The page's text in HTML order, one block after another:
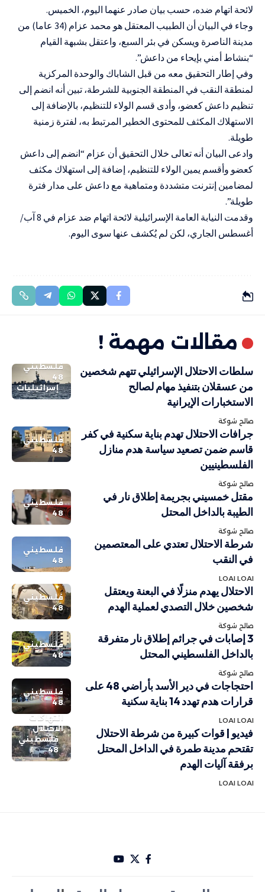
لائحة اتهام ضده، حسب بيان صادر عنهما اليوم، الخميس.
وجاء في البيان أن الطبيب المعتقل هو محمد عزام (34 عاما) من
مدينة الناصرة ويسكن في بئر السبع، واعتقل بشبهة القيام
“بنشاط أمني بإيحاء من داعش”.
وفي إطار التحقيق معه من قبل الشاباك والوحدة المركزية
لمنطقة النقب في المنطقة الجنوبية للشرطة، تبين أنه انضم إلى
تنظيم داعش كعضو، وأدى قسم الولاء للتنظيم، بالإضافة إلى
الاستهلاك المكثف للمحتوى الخطير المرتبط به، لفترة زمنية
طويلة.
وادعى البيان أنه تعالى خلال التحقيق أن عزام “انضم إلى داعش
كعضو وأقسم يمين الولاء للتنظيم، إضافة إلى استهلاك مكثف
لمضامين إنترنت متشددة ومتماهية مع داعش على مدار فترة
طويلة”.
وقدمت النيابة العامة الإسرائيلية لائحة اتهام ضد عزام في 8 آب/
أغسطس الجاري، لكن لم يُكشف عنها سوى اليوم.
مقالات مهمة !
فلسطيني
48
إسرائيليات
سلطات الاحتلال الإسرائيلي تتهم شخصين
من عسقلان بتنفيذ مهام لصالح
الاستخبارات الإيرانية
صالح شوكة
فلسطيني
48
جرافات الاحتلال تهدم بناية سكنية في كفر
قاسم ضمن تصعيد سياسة هدم منازل
الفلسطينيين
صالح شوكة
فلسطيني
48
مقتل خمسيني بجريمة إطلاق نار في
الطيبة بالداخل المحتل
صالح شوكة
فلسطيني
48
شرطة الاحتلال تعتدي على المعتصمين
في النقب
LOAI LOAI
فلسطيني
48
الاحتلال يهدم منزلًا في البعنة ويعتقل
شخصين خلال التصدي لعملية الهدم
صالح شوكة
فلسطيني
48
3 إصابات في جرائم إطلاق نار متفرقة
بالداخل الفلسطيني المحتل
صالح شوكة
فلسطيني
48
احتجاجات في دير الأسد بأراضي 48 على
قرارات هدم تهدد 14 بناية سكنية
LOAI LOAI
انتهاكات
الاحتلال
فلسطيني
48
فيديو | قوات كبيرة من شرطة الاحتلال
تقتحم مدينة طمرة في الداخل المحتل
برفقة آليات الهدم
LOAI LOAI